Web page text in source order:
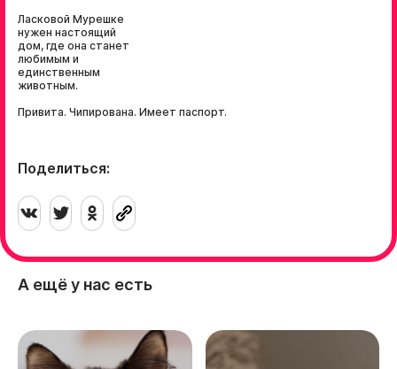
Ласковой Мурешке
нужен настоящий
дом, где она станет
любимым и
единственным
животным.
Привита. Чипирована. Имеет паспорт.
Поделиться:
А ещё у нас есть